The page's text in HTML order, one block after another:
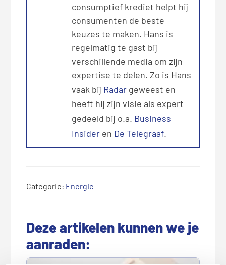
consumptief krediet helpt hij
consumenten de beste
keuzes te maken. Hans is
regelmatig te gast bij
verschillende media om zijn
expertise te delen. Zo is Hans
vaak bij Radar geweest en
heeft hij zijn visie als expert
gedeeld bij o.a. Business
Insider en De Telegraaf.
Categorie: Energie
Deze artikelen kunnen we je
aanraden: